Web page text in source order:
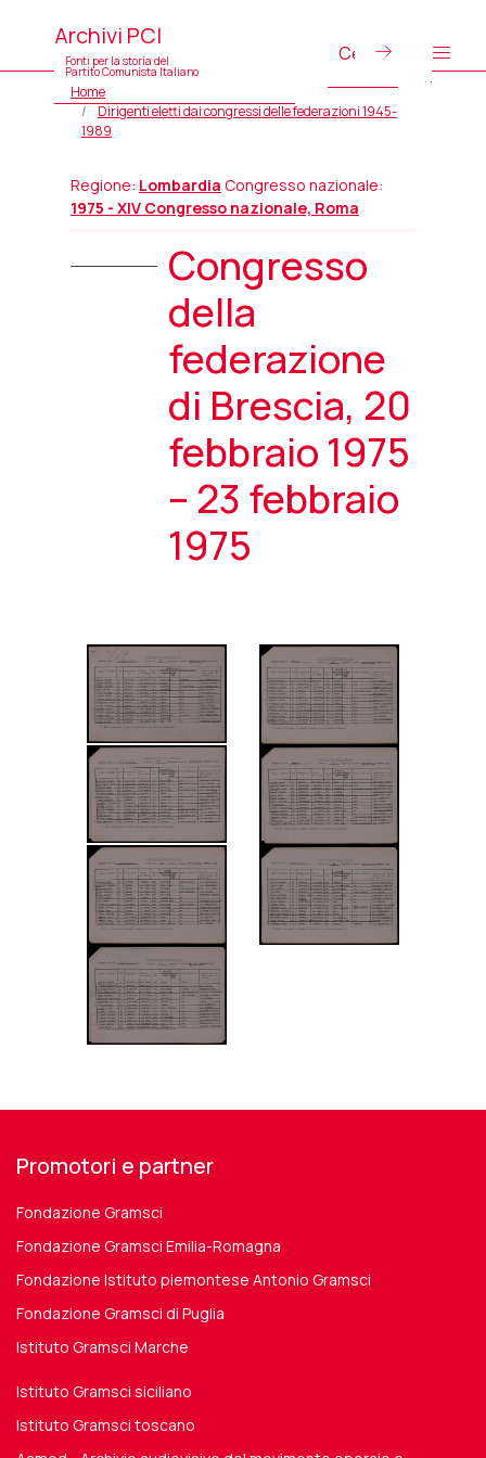
Archivi PCI
Fonti per la storia del
Partito Comunista Italiano
Home
Dirigenti eletti dai congressi delle federazioni 1945-
1989
Regione: Lombardia Congresso nazionale:
1975 - XIV Congresso nazionale, Roma
Congresso
della
federazione
di Brescia, 20
febbraio 1975
– 23 febbraio
1975
Promotori e partner
Fondazione Gramsci
Fondazione Gramsci Emilia-Romagna
Fondazione Istituto piemontese Antonio Gramsci
Fondazione Gramsci di Puglia
Istituto Gramsci Marche
Istituto Gramsci siciliano
Istituto Gramsci toscano